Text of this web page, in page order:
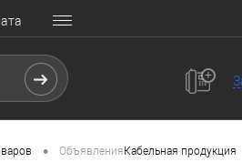
• ОбъявленияКабельная продукция